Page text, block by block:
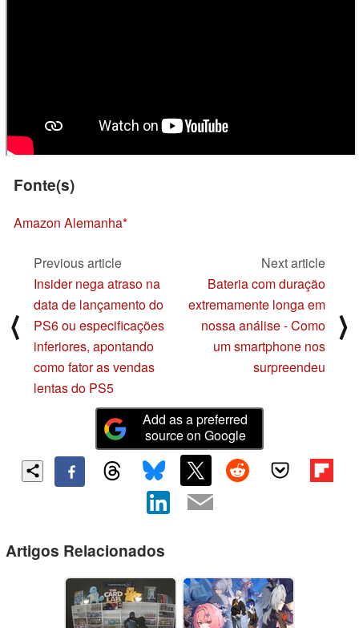
Fonte(s)
Amazon Alemanha
⟨
Previous article
Insider nega atraso na
data de lançamento do
PS6 ou especificações
inferiores, apontando
como fator as vendas
lentas do PS5
Next article
Bateria com duração
extremamente longa em
nossa análise - Como
um smartphone nos
surpreendeu
⟩
Add as a preferred
source on Google
Artigos Relacionados